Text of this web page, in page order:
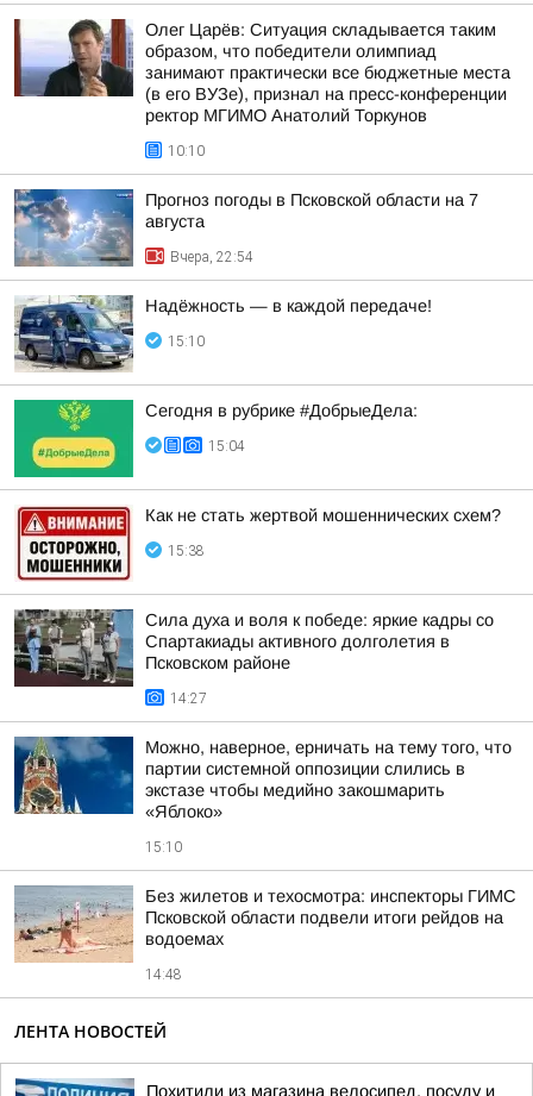
Олег Царёв: Ситуация складывается таким
образом, что победители олимпиад
занимают практически все бюджетные места
(в его ВУЗе), признал на пресс-конференции
ректор МГИМО Анатолий Торкунов
10:10
Прогноз погоды в Псковской области на 7
августа
Вчера, 22:54
Надёжность — в каждой передаче!
15:10
Сегодня в рубрике #ДобрыеДела:
15:04
Как не стать жертвой мошеннических схем?
15:38
Сила духа и воля к победе: яркие кадры со
Спартакиады активного долголетия в
Псковском районе
14:27
Можно, наверное, ерничать на тему того, что
партии системной оппозиции слились в
экстазе чтобы медийно закошмарить
«Яблоко»
15:10
Без жилетов и техосмотра: инспекторы ГИМС
Псковской области подвели итоги рейдов на
водоемах
14:48
ЛЕНТА НОВОСТЕЙ
Похитили из магазина велосипед, посуду и